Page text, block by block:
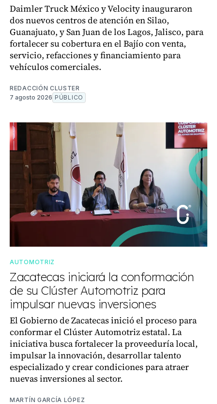
Daimler Truck México y Velocity inauguraron
dos nuevos centros de atención en Silao,
Guanajuato, y San Juan de los Lagos, Jalisco, para
fortalecer su cobertura en el Bajío con venta,
servicio, refacciones y financiamiento para
vehículos comerciales.
REDACCIÓN CLUSTER
7 agosto 2026 PÚBLICO
AUTOMOTRIZ
Zacatecas iniciará la conformación
de su Clúster Automotriz para
impulsar nuevas inversiones
El Gobierno de Zacatecas inició el proceso para
conformar el Clúster Automotriz estatal. La
iniciativa busca fortalecer la proveeduría local,
impulsar la innovación, desarrollar talento
especializado y crear condiciones para atraer
nuevas inversiones al sector.
MARTÍN GARCÍA LÓPEZ